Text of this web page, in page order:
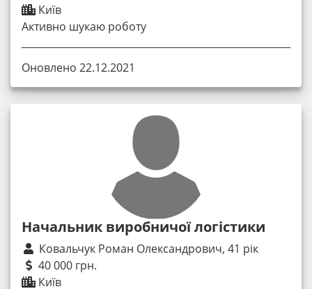
Київ
Активно шукаю роботу
Оновлено 22.12.2021
Начальник виробничої логістики
Ковальчук Роман Олександрович, 41 рік
40 000 грн.
Київ